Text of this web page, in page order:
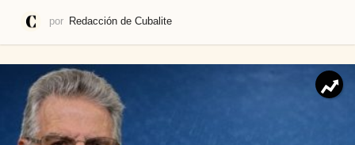
por Redacción de Cubalite